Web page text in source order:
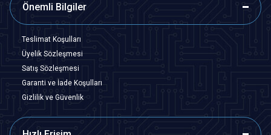
Önemli Bilgiler
Teslimat Koşulları
Üyelik Sözleşmesi
Satış Sözleşmesi
Garanti ve İade Koşulları
Gizlilik ve Güvenlik